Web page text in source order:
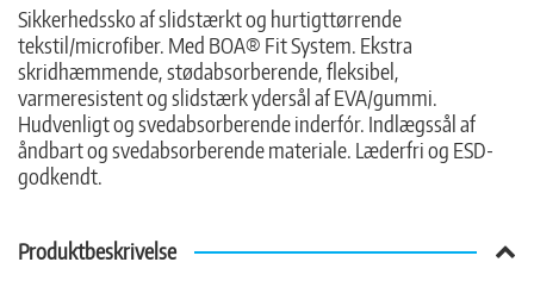
Sikkerhedssko af slidstærkt og hurtigttørrende
tekstil/microfiber. Med BOA® Fit System. Ekstra
skridhæmmende, stødabsorberende, fleksibel,
varmeresistent og slidstærk ydersål af EVA/gummi.
Hudvenligt og svedabsorberende inderfór. Indlægssål af
åndbart og svedabsorberende materiale. Læderfri og ESD-
godkendt.
Produktbeskrivelse